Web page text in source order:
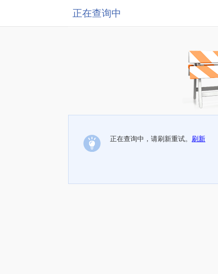
正在查询中
正在查询中，请刷新重试。 刷新